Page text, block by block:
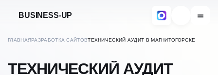
BUSINESS-UP
ГЛАВНАЯРАЗРАБОТКА САЙТОВТЕХНИЧЕСКИЙ АУДИТ В МАГНИТОГОРСКЕ
ТЕХНИЧЕСКИЙ АУДИТ